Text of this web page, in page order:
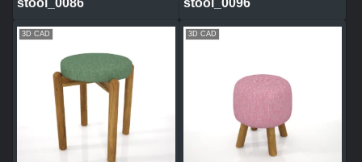
3D CAD 3D CAD